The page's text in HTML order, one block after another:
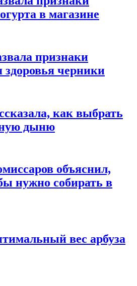
в магазине
признаки
здоровья черники
как выбрать
дыню
объяснил,
нужно собирать в
вес арбуза